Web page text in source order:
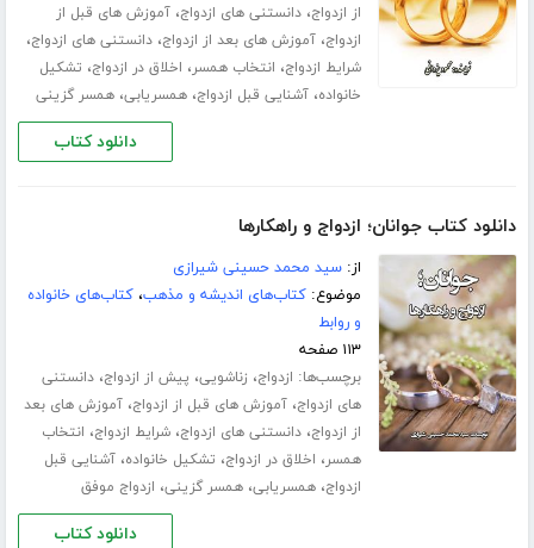
از ازدواج،دانستنی های ازدواج،آموزش های قبل از
ازدواج،آموزش های بعد از ازدواج،دانستنی های ازدواج،
شرایط ازدواج، انتخاب همسر، اخلاق در ازدواج، تشکیل
خانواده،آشنایی قبل ازدواج،همسریابی،همسر گزینی
دانلود کتاب
دانلود کتاب جوانان؛ ازدواج و راهکارها
از:سید محمد حسینی شیرازی
موضوع:کتاب‌های اندیشه و مذهب،کتاب‌های خانواده
و روابط
۱۱۳ صفحه
برچسب‌ها: ازدواج، زناشویی، پیش از ازدواج،دانستنی
های ازدواج،آموزش های قبل از ازدواج،آموزش های بعد
از ازدواج،دانستنی های ازدواج،شرایط ازدواج، انتخاب
همسر، اخلاق در ازدواج، تشکیل خانواده،آشنایی قبل
ازدواج،همسریابی،همسر گزینی، ازدواج موفق
دانلود کتاب